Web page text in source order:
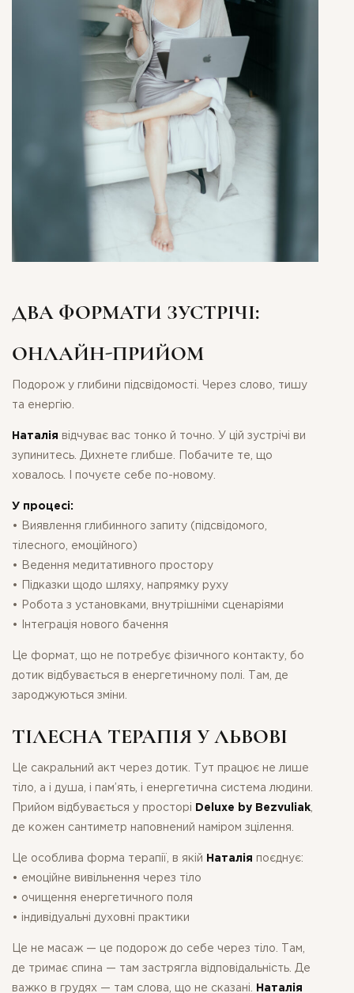
ДВА ФОРМАТИ ЗУСТРІЧІ:
ОНЛАЙН-ПРИЙОМ
Подорож у глибини підсвідомості. Через слово, тишу
та енергію.
Наталія відчуває вас тонко й точно. У цій зустрічі ви
зупинитесь. Дихнете глибше. Побачите те, що
ховалось. І почуєте себе по-новому.
У процесі:
• Виявлення глибинного запиту (підсвідомого,
тілесного, емоційного)
• Ведення медитативного простору
• Підказки щодо шляху, напрямку руху
• Робота з установками, внутрішніми сценаріями
• Інтеграція нового бачення
Це формат, що не потребує фізичного контакту, бо
дотик відбувається в енергетичному полі. Там, де
зароджуються зміни.
ТІЛЕСНА ТЕРАПІЯ У ЛЬВОВІ
Це сакральний акт через дотик. Тут працює не лише
тіло, а і душа, і пам’ять, і енергетична система людини.
Прийом відбувається у просторі Deluxe by Bezvuliak
де кожен сантиметр наповнений наміром зцілення.
Це особлива форма терапії, в якій Наталія поєднує:
• емоційне вивільнення через тіло
• очищення енергетичного поля
• індивідуальні духовні практики
Це не масаж — це подорож до себе через тіло. Там,
де тримає спина — там застрягла відповідальність. Де
важко в грудях — там слова, що не сказані. Наталія
ДЯКУЄМО ЗА ВАШУ